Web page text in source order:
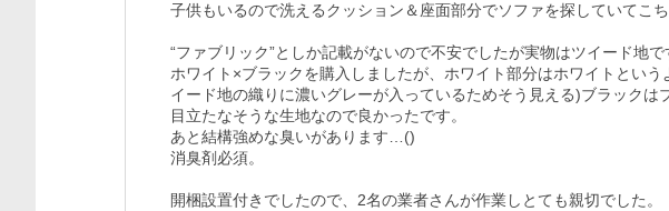
子供もいるので洗えるクッション＆座面部分でソファを探していてこ
“ファブリック”としか記載がないので不安でしたが実物はツイード地で
ホワイト×ブラックを購入しましたが、ホワイト部分はホワイトとい
イード地の織りに濃いグレーが入っているためそう見える)ブラックは
目立たなそうな生地なので良かったです。
あと結構強めな臭いがあります…()
消臭剤必須。
開梱設置付きでしたので、2名の業者さんが作業しとても親切でした。